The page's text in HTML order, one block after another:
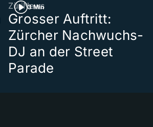
3 Min
ZüriNews
Grosser Auftritt:
Zürcher Nachwuchs-
DJ an der Street
Parade